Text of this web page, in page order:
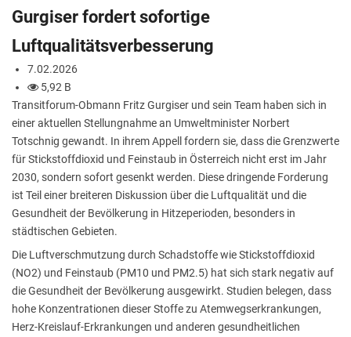
Gurgiser fordert sofortige
Luftqualitätsverbesserung
7.02.2026
5,92 B
Transitforum-Obmann Fritz Gurgiser und sein Team haben sich in
einer aktuellen Stellungnahme an Umweltminister Norbert
Totschnig gewandt. In ihrem Appell fordern sie, dass die Grenzwerte
für Stickstoffdioxid und Feinstaub in Österreich nicht erst im Jahr
2030, sondern sofort gesenkt werden. Diese dringende Forderung
ist Teil einer breiteren Diskussion über die Luftqualität und die
Gesundheit der Bevölkerung in Hitzeperioden, besonders in
städtischen Gebieten.
Die Luftverschmutzung durch Schadstoffe wie Stickstoffdioxid
(NO2) und Feinstaub (PM10 und PM2.5) hat sich stark negativ auf
die Gesundheit der Bevölkerung ausgewirkt. Studien belegen, dass
hohe Konzentrationen dieser Stoffe zu Atemwegserkrankungen,
Herz-Kreislauf-Erkrankungen und anderen gesundheitlichen